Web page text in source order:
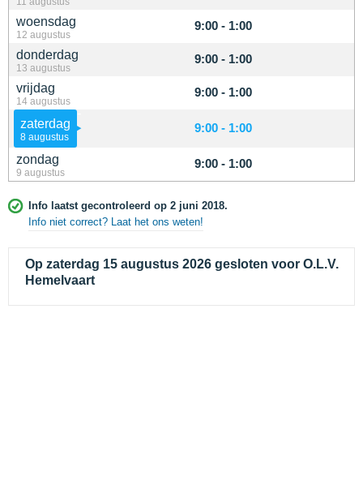
woensdag
12 augustus
9:00 - 1:00
donderdag
13 augustus
9:00 - 1:00
vrijdag
14 augustus
9:00 - 1:00
zaterdag
8 augustus
9:00 - 1:00
zondag
9 augustus
9:00 - 1:00
Info laatst gecontroleerd op 2 juni 2018.
Info niet correct? Laat het ons weten!
Op zaterdag 15 augustus 2026 gesloten voor O.L.V.
Hemelvaart